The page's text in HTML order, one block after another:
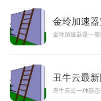
金玲加速
金玲加速器是一
丑牛云最新
丑牛云是一种形